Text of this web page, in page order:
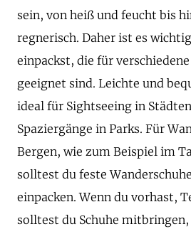
sein, von heiß und feucht bis
regnerisch. Daher ist es
einpackst, die für
geeignet sind. Leichte und
ideal für Sightseeing in
Spaziergänge in Parks. Für
Bergen, wie zum Beispiel im
solltest du feste
einpacken. Wenn du vorhast,
solltest du Schuhe